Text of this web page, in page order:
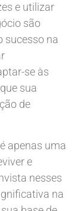
e utilizar
são
sucesso na
se às
sua
de
apenas uma
e
nesses
na